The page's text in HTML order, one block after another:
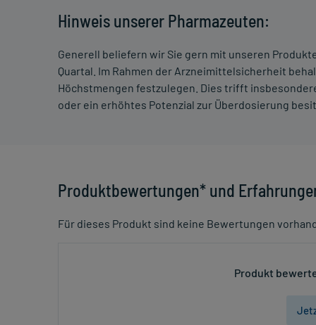
Hinweis unserer Pharmazeuten:
Generell beliefern wir Sie gern mit unseren
Quartal. Im Rahmen der Arzneimittelsicherheit
Höchstmengen festzulegen. Dies trifft
oder ein erhöhtes Potenzial zur Überdosierung
Produktbewertungen* und
Für dieses Produkt sind keine Bewertungen
Produkt